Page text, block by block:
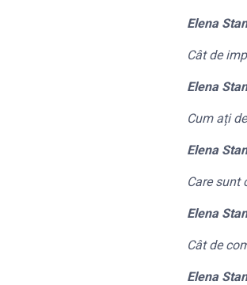
Elena
Cât de
Elena
Cum ați
Elena
Care sunt
Elena
Cât de
Elena